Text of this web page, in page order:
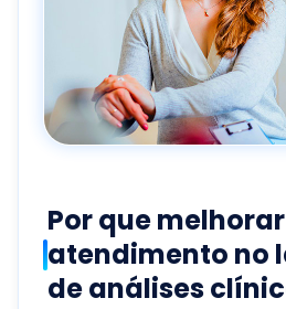
Por que
atendimento no
de análises